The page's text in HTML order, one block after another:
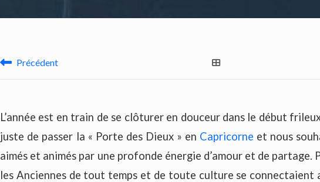
Précédent
L’année est en train de se clôturer en douceur dans le début
juste de passer la « Porte des Dieux » en Capricorne et nous
aimés et animés par une profonde énergie d’amour et de partage.
les Anciennes de tout temps et de toute culture se connectaient